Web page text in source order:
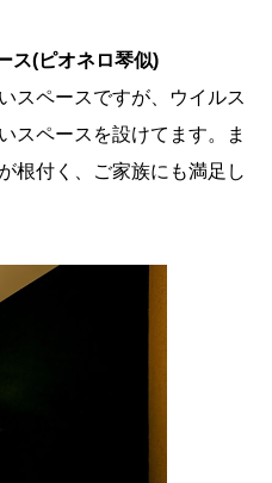
ス(ピオネロ琴似)
スペースですが、ウイルス
スペースを設けてます。ま
根付く、ご家族にも満足し